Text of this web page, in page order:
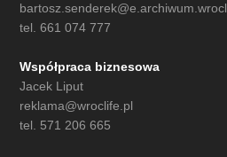
tel. 661 074 777
Współpraca biznesowa
Jacek Liput
reklama@wroclife.pl
tel. 571 206 665